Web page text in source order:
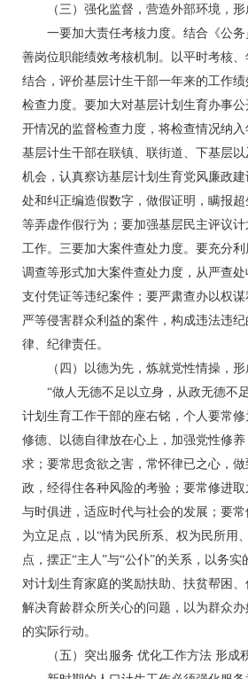
（三）强化监督，营造外部环境，形
一要加大责任考核力度。结合《公务
善岗位职能绩效考核机制。以平时考核
结合，评价基层计生干部一年来的工作
检查力度。要加大对基层计划生育办事
开情况的监督检查力度，将检查情况纳
基层计生干部在联镇、联街道、下基层
机会，认真察访基层计划生育党风廉政
处和纠正编造假数字，做假证明，瞒报
等弄虚作假行为；要加强基层民主评议
工作。三要加大案件查处力度。要充分
调查等形式加大案件查处力度，从严查
支付凭证等违纪案件；要严肃查办以权
严等侵害群众利益的案件，构成违法违
律、纪律责任。
（四）以德为先，炼就党性情操，形
“做人无德不足以立身，从政无德不足
计划生育工作干部的座右铭，个人要常
修德、以德自律放在心上，加强党性修
求；要常思贪欲之害，常怀律已之心，
政，经得住各种风险的考验；要常修进
与时俱进，适应时代与社会的发展；要
为立足点，以“情为民所系、权为民所用
点，摆正“主人”与“公仆”的关系，以务
对计划生育家庭的奖励扶助、扶贫帮困
解决育龄群众所关心的问题，以为群众
的实际行动。
（五）突出服务 优化工作方法 形成